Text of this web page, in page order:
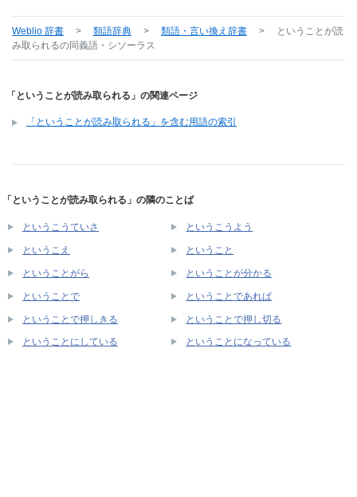
Weblio 辞書 > 類語辞典 > 類語・言い換え辞書 >
ということが読
み取られるの同義語・シソーラス
「ということが読み取られる」の関連ページ
「ということが読み取られる」を含む用語の索引
「ということが読み取られる」の隣のことば
というこうていさ というこうよう
というこえ ということ
ということがら ということが分かる
ということで ということであれば
ということで押しきる ということで押し切る
ということにしている ということになっている